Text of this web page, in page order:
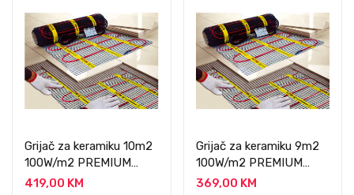
Grijač za keramiku 10m2
100W/m2 PREMIUM
PROFESSIONAL
419,00 KM
Grijač za keramiku 9m2
100W/m2 PREMIUM
PROFESSIONAL
369,00 KM